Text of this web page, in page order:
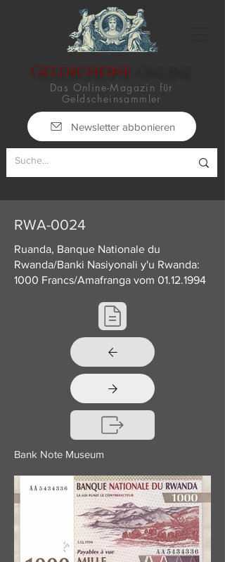
Geldscheine
Das Online-Magazin für
Geldscheinsammler
Newsletter abbonieren
RWA-0024
Ruanda, Banque Nationale du
Rwanda/Banki Nasiyonali y'u Rwanda:
1000 Francs/Amafranga vom 01.12.1994
Bank Note Museum